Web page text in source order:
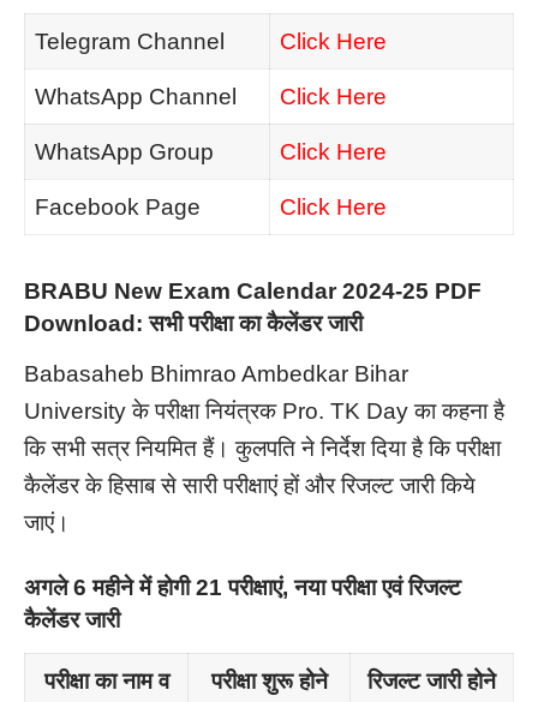
Telegram Channel Click Here
WhatsApp Channel Click Here
WhatsApp Group Click Here
Facebook Page Click Here
BRABU New Exam Calendar 2024-25 PDF
Download: सभी परीक्षा का कैलेंडर जारी
Babasaheb Bhimrao Ambedkar Bihar
University के परीक्षा नियंत्रक Pro. TK Day का कहना है
कि सभी सत्र नियमित हैं। कुलपति ने निर्देश दिया है कि परीक्षा
कैलेंडर के हिसाब से सारी परीक्षाएं हों और रिजल्ट जारी किये
जाएं।
अगले 6 महीने में होगी 21 परीक्षाएं, नया परीक्षा एवं रिजल्ट
कैलेंडर जारी
परीक्षा का नाम व
परीक्षा शुरू होने
रिजल्ट जारी होने